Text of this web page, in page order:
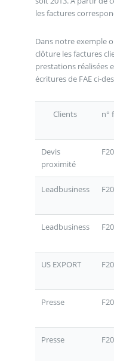
les factures
Dans notre exemple
clôture les factures
prestations réalisées
écritures de FAE ci-
Clients n°
Devis
proximité
Leadbusiness
Leadbusiness
US EXPORT
Presse
Presse